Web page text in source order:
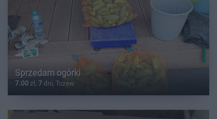
Sprzedam ogórki
7.00 zł, 7 dni, Tczew